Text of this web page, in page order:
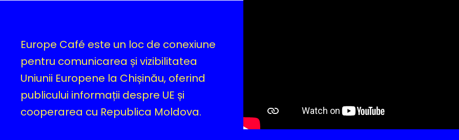
Europe Café este un loc de conexiune
pentru comunicarea și vizibilitatea
Uniunii Europene la Chișinău, oferind
publicului informații despre UE și
cooperarea cu Republica Moldova.